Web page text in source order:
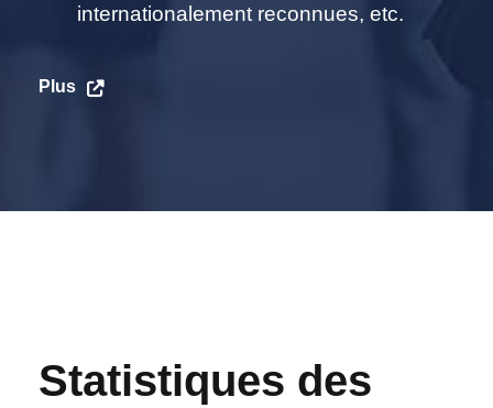
internationalement reconnues, etc.
Plus
Statistiques des